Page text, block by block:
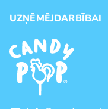
Preču zīmoli
Piegāde
Pirkšanas noteikumi
Privātuma politika
UZŅĒMĒJDARBĪBAI
Franšīze
Vairumtirdzniecība